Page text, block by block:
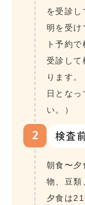
を受診し
明を受け
ト予約
受診して
ります
日となっ
い。）
2 検査
朝食〜夕
物、豆類
夕食は